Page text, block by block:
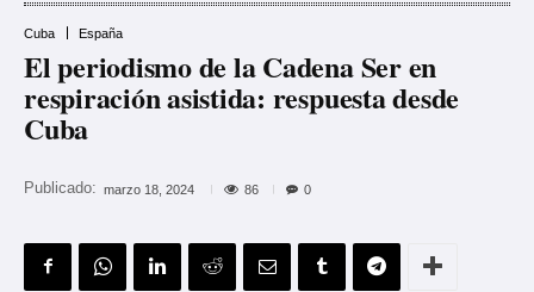
Cuba España
El periodismo de la Cadena Ser en
respiración asistida: respuesta desde
Cuba
Publicado: marzo 18, 2024 86 0